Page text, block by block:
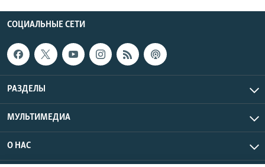
СОЦИАЛЬНЫЕ СЕТИ
РАЗДЕЛЫ
МУЛЬТИМЕДИА
О НАС